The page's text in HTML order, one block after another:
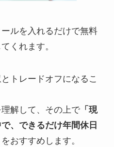
ルを入れるだけで無料
くれます。
トレードオフになるこ
解して、その上で「現
、できるだけ年間休日
おすすめします。